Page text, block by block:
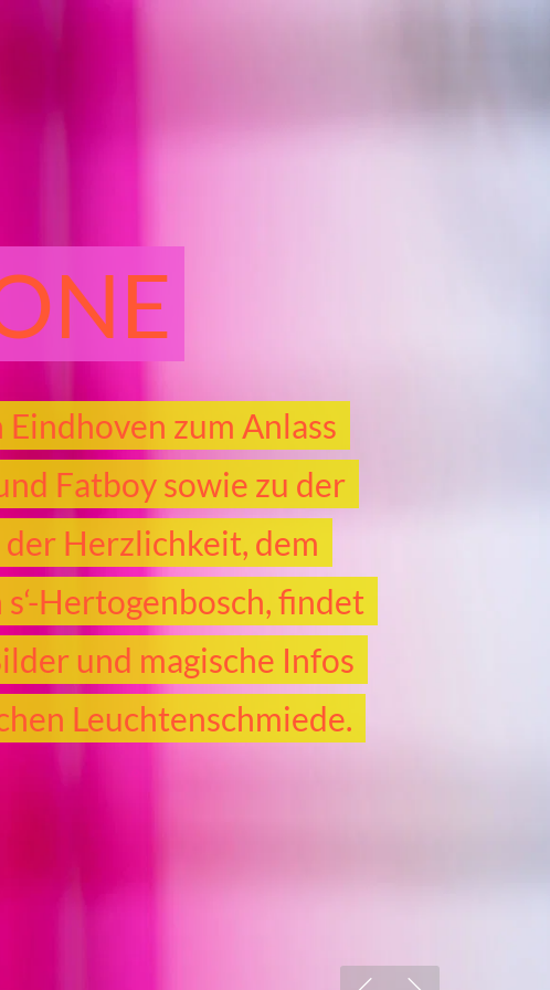
zum Anlass
Fatboy sowie zu der
Herzlichkeit, dem
Hertogenbosch, findet
und magische Infos
Leuchtenschmiede.